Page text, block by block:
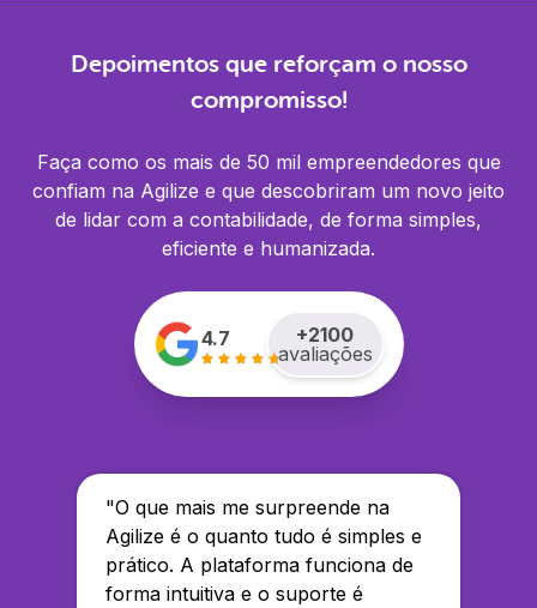
Depoimentos que reforçam o nosso
compromisso!
Faça como os mais de 50 mil empreendedores que
confiam na Agilize e que descobriram um novo jeito
de lidar com a contabilidade, de forma simples,
eficiente e humanizada.
4.7 +2100
avaliações
"O que mais me surpreende na
Agilize é o quanto tudo é simples e
prático. A plataforma funciona de
forma intuitiva e o suporte é